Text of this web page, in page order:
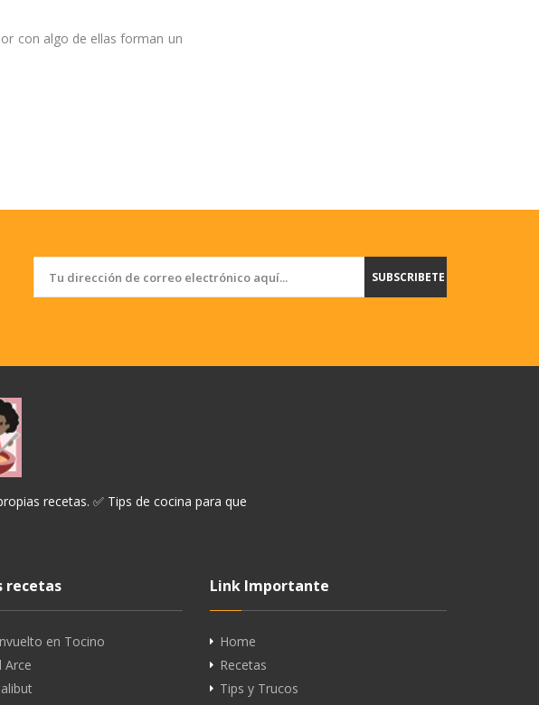
con algo de ellas forman un
SUBSCRIBETE
recetas. ✅ Tips de cocina para que
recetas
en Tocino
Arce
Link Importante
Home
Recetas
Tips y Trucos